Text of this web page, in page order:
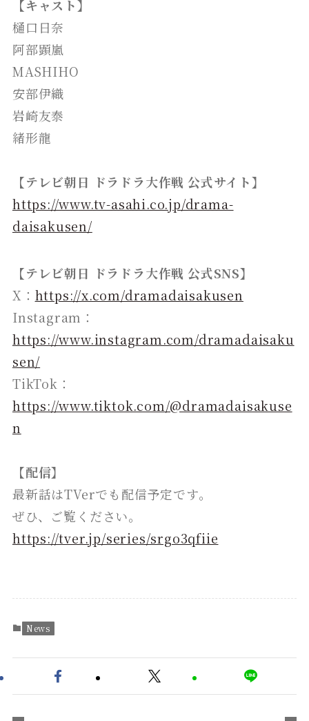
【キャスト】
樋口日奈
阿部顕嵐
MASHIHO
安部伊織
岩崎友泰
緒形龍
【テレビ朝日 ドラドラ大作戦 公式サイト】
https://www.tv-asahi.co.jp/drama-
daisakusen/
【テレビ朝日 ドラドラ大作戦 公式SNS】
X： https://x.com/dramadaisakusen
Instagram：
https://www.instagram.com/dramadaisaku
sen/
TikTok：
https://www.tiktok.com/@dramadaisakuse
n
【配信】
最新話はTVerでも配信予定です。
ぜひ、ご覧ください。
https://tver.jp/series/srgo3qfiie
News